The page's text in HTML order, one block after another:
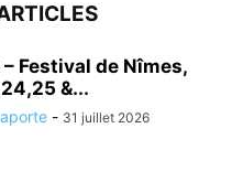
Festival de Nîmes,
&...
- 31 juillet 2026